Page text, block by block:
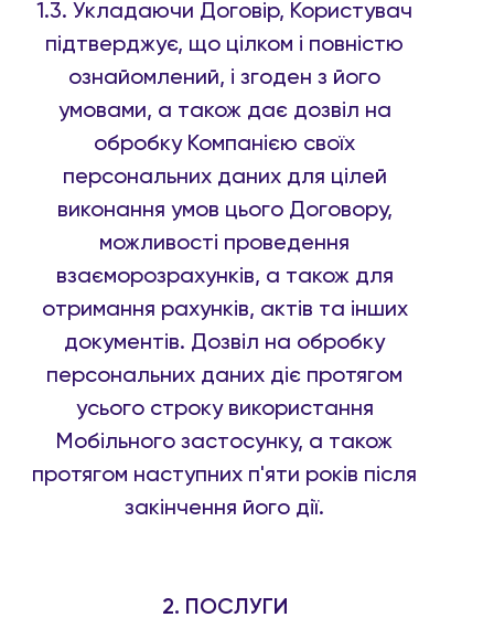
1.3. Укладаючи Договір, Користувач
підтверджує, що цілком і повністю
ознайомлений, і згоден з його
умовами, а також дає дозвіл на
обробку Компанією своїх
персональних даних для цілей
виконання умов цього Договору,
можливості проведення
взаєморозрахунків, а також для
отримання рахунків, актів та інших
документів. Дозвіл на обробку
персональних даних діє протягом
усього строку використання
Мобільного застосунку, а також
протягом наступних п'яти років після
закінчення його дії.
2. ПОСЛУГИ